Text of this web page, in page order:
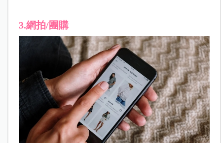
3.網拍/團購